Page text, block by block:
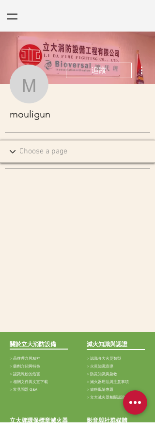
mouligun
追蹤
mouligun
關於立大消防設備 滅火知識與認證
> 品牌理念與精神
> 藥劑介紹與特色
> 認識乾粉的危害
> 相關文件與文宣下載
> 常見問題 Q&A
> 認識各大火災類型
> 火災知識宣導
> 防災知識與急救
> 滅火器用法與注意事項
> 致癌風險專題
> 立大滅火器相關認證
立大牌環保標章滅火器 影音與社群媒體